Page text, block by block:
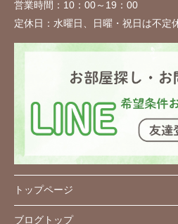
営業時間： 10：00～19：00
定休日： 水曜日、日曜・祝日は不定
トップページ
ブログトップ